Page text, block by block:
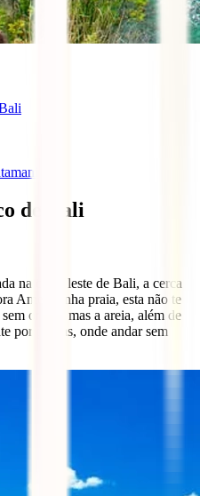
de Bali
na costa leste de Bali, a cerca
Amed tenha praia, esta não te
ondas, mas a areia, além de
por pedras, onde andar sem